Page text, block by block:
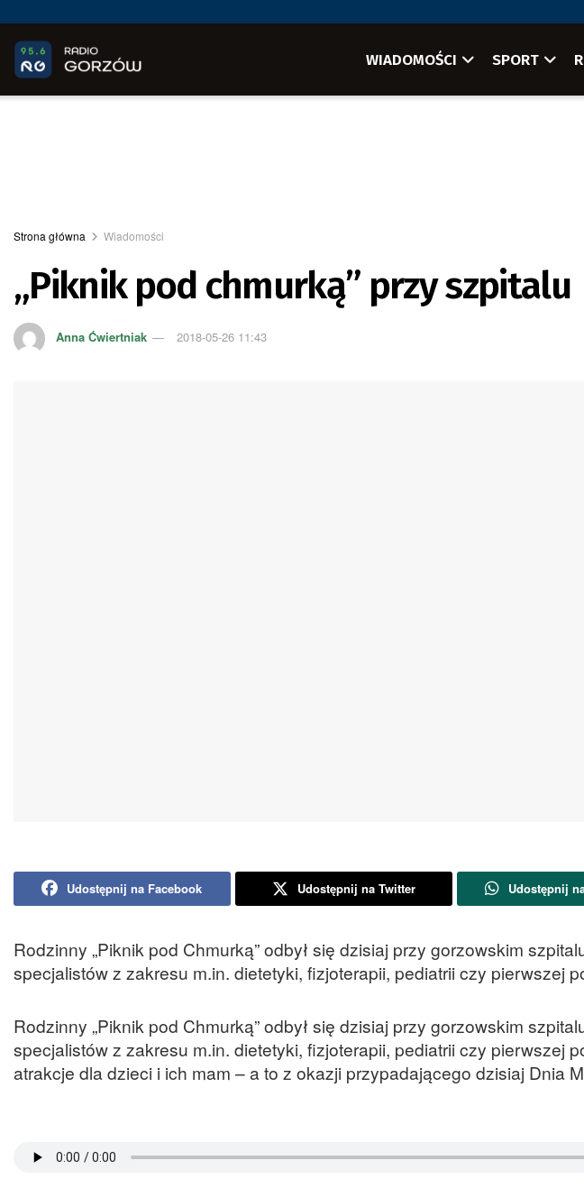
WIADOMOŚCI SPORT
Strona główna Wiadomości
„Piknik pod chmurką” przy szpitalu
Anna Ćwiertniak 2018-05-26 11:43
Udostępnij na Facebook Udostępnij na Twitter Udostępnij
Rodzinny „Piknik pod Chmurką” odbył się dzisiaj przy gorzowskim
specjalistów z zakresu m.in. dietetyki, fizjoterapii, pediatrii czy pierwszej
Rodzinny „Piknik pod Chmurką” odbył się dzisiaj przy gorzowskim
specjalistów z zakresu m.in. dietetyki, fizjoterapii, pediatrii czy pierwszej
atrakcje dla dzieci i ich mam – a to z okazji przypadającego dzisiaj Dnia